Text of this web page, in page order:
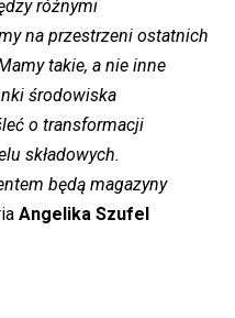
różnymi
na przestrzeni ostatnich
takie, a nie inne
środowiska
o transformacji
składowych.
będą magazyny
Angelika Szufel